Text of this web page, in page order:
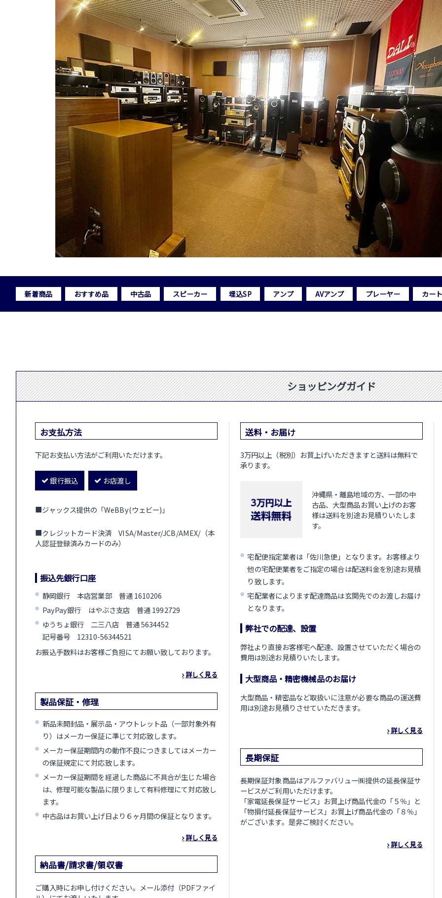
新着商品 おすすめ品 中古品 スピーカー 埋込SP アンプ AVアンプ プレーヤー カー
ショッピングガイド
お支払方法
下記お支払い方法がご利用いただけます。
銀行振込 お店渡し
■ジャックス提供の「WeBBy(ウェビー)」
■クレジットカード決済 VISA/Master/JCB/AMEX/（本
人認証登録済みカードのみ）
振込先銀行口座
静岡銀行 本店営業部 普通 1610206
PayPay銀行 はやぶさ支店 普通 1992729
ゆうちょ銀行 二三八店 普通 5634452
記号番号 12310-56344521
お振込手数料はお客様ご負担にてお願い致しております。
詳しく見る
製品保証・修理
新品未開封品・展示品・アウトレット品（一部対象外有
り）はメーカー保証に準じて対応致します。
メーカー保証期間内の動作不良につきましてはメーカー
の保証規定にて対応致します。
メーカー保証期間を経過した商品に不具合が生じた場合
は、修理可能な製品に限りまして有料修理にて対応致し
ます。
中古品はお買い上げ日より６ヶ月間の保証となります。
詳しく見る
納品書/請求書/領収書
ご購入時にお申し付けください。メール添付（PDFファイ
送料・お届け
3万円以上（税別）お買上げいただきますと送料は無料で
承ります。
沖縄県・離島地域の方、一部の中
古品、大型商品お買い上げのお客
様は送料を別途お見積りいたしま
す。
宅配便指定業者は「佐川急便」となります。お客様より
他の宅配便業者をご指定の場合は配送料金を別途お見積
り致します。
宅配業者によります配達商品は玄関先でのお渡しお届け
となります。
弊社での配達、設置
弊社より直接お客様宅へ配達、設置させていただく場合の
費用は別途お見積りいたします。
大型商品・精密機械品のお届け
大型商品・精密品など取扱いに注意が必要な商品の運送費
用は別途お見積りさせていただきます。
詳しく見る
長期保証
長期保証対象商品はアルファバリュー㈱提供の延長保証サ
ービスがご利用いただけます。
「家電延長保証サービス」お買上げ商品代金の「５％」と
「物損付延長保証サービス」お買上げ商品代金の「８％」
がございます。是非ご検討ください。
詳しく見る